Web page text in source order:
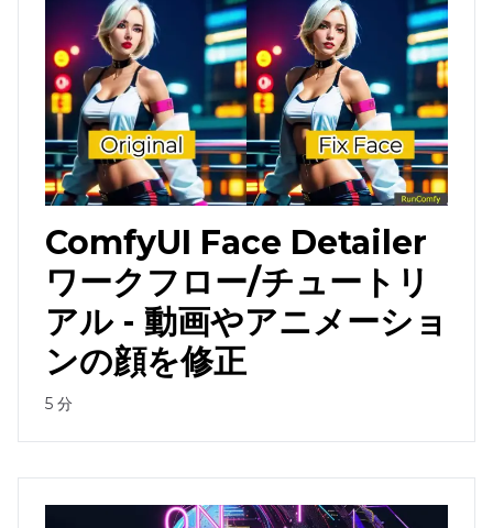
ComfyUI Face Detailer
ワークフロー/チュートリ
アル - 動画やアニメーショ
ンの顔を修正
5 分